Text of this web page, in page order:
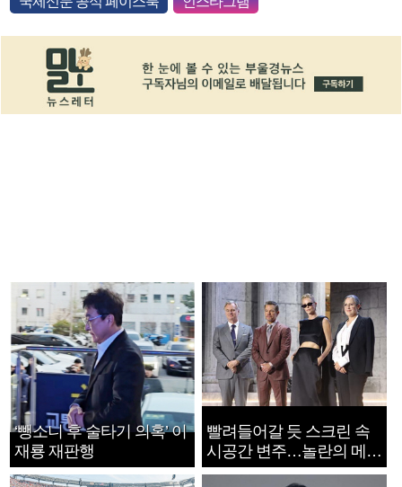
‘뺑소니 후 술타기 의혹’ 이
재룡 재판행
빨려들어갈 듯 스크린 속
시공간 변주…놀란의 메시
지는 ‘전쟁 속죄’